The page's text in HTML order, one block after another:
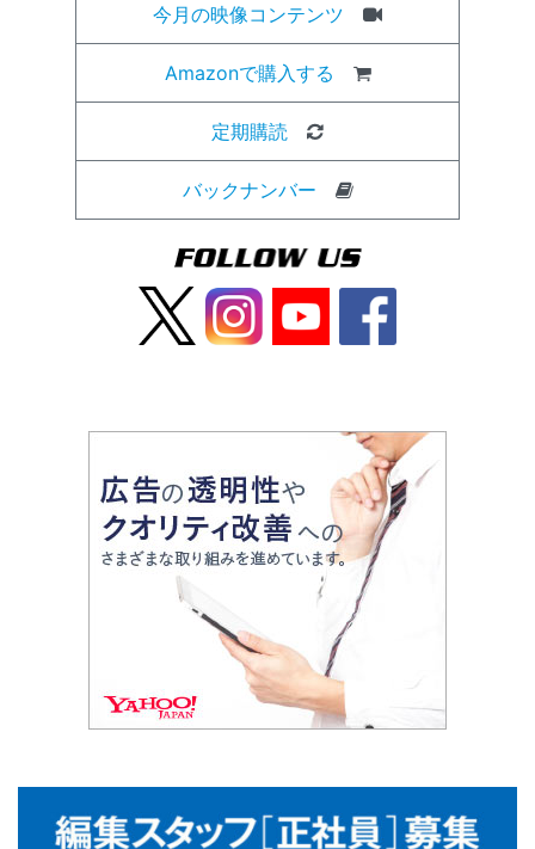
今月の映像コンテンツ
Amazonで購入する
定期購読
バックナンバー